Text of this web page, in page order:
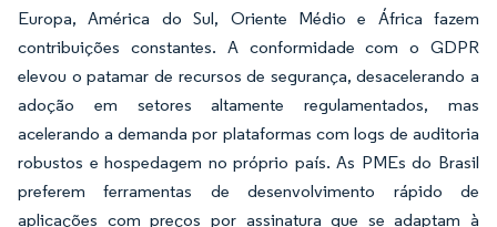
Europa, América do Sul, Oriente Médio e África fazem
contribuições constantes. A conformidade com o GDPR
elevou o patamar de recursos de segurança, desacelerando a
adoção em setores altamente regulamentados, mas
acelerando a demanda por plataformas com logs de auditoria
robustos e hospedagem no próprio país. As PMEs do Brasil
preferem ferramentas de desenvolvimento rápido de
aplicações com preços por assinatura que se adaptam à